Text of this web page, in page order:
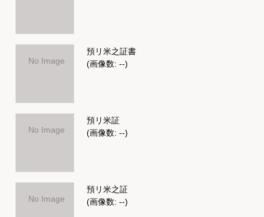
No Image
預リ米之証書
(画像数: --)
No Image
預リ米証
(画像数: --)
No Image
預リ米之証
(画像数: --)